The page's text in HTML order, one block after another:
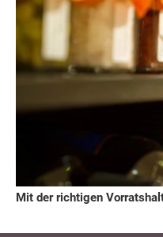
Mit der richtigen